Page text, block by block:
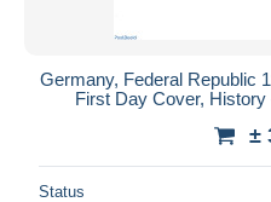
Germany, Federal Republic
First Day Cover,
±
Status